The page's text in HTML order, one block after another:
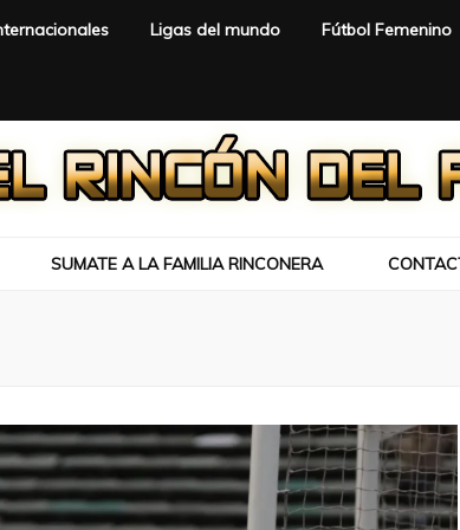
Ligas del mundo Fútbol Femenino
SUMATE A LA FAMILIA RINCONERA